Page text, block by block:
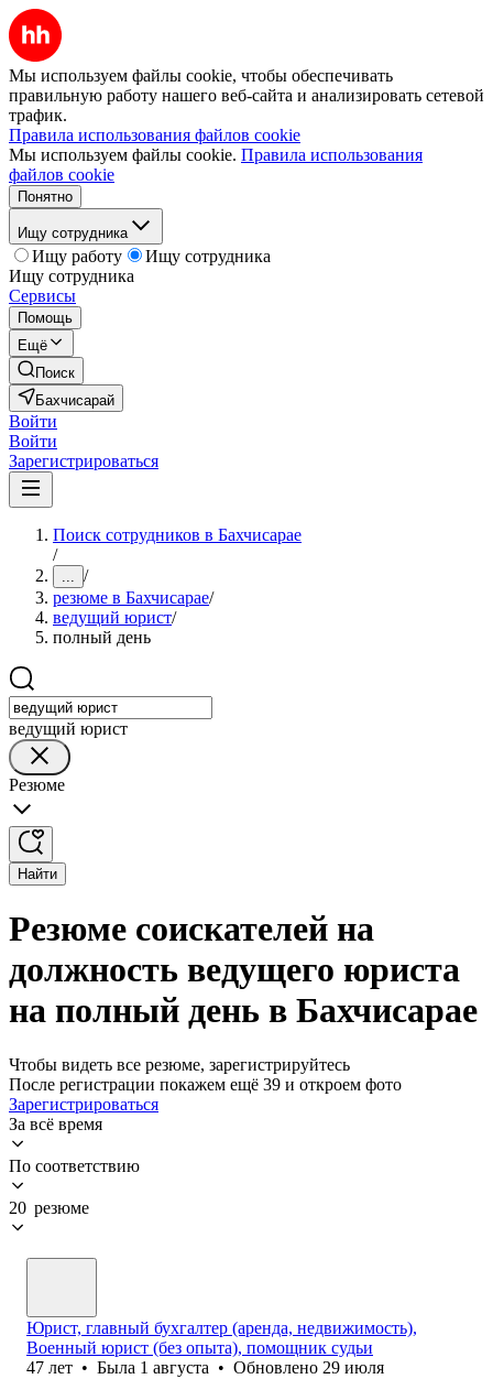
Мы используем файлы cookie, чтобы обеспечивать
правильную работу нашего веб-сайта и анализировать сетевой
трафик.
Правила использования файлов cookie
Мы используем файлы cookie. Правила использования
файлов cookie
Понятно
Ищу сотрудника
Ищу работу
Ищу сотрудника
Ищу сотрудника
Сервисы
Помощь
Ещё
Поиск
Бахчисарай
Войти
Войти
Зарегистрироваться
Поиск сотрудников в Бахчисарае
/
... /
резюме в Бахчисарае/
ведущий юрист/
полный день
ведущий юрист
Резюме
Найти
Резюме соискателей на
должность ведущего юриста
на полный день в Бахчисарае
Чтобы видеть все резюме, зарегистрируйтесь
После регистрации покажем ещё 39 и откроем фото
Зарегистрироваться
За всё время
По соответствию
20 резюме
Юрист, главный бухгалтер (аренда, недвижимость),
Военный юрист (без опыта), помощник судьи
47 лет • Была 1 августа • Обновлено 29 июля